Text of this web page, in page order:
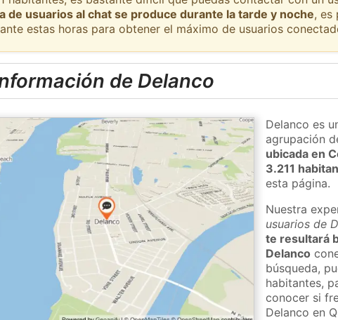
de usuarios al chat se produce durante la tarde y noche, es
estas horas para obtener el máximo de usuarios
de Delanco
Delanco es
agrupación
ubicada en
3.211
esta página.
Nuestra
usuarios de
te resultará
Delanco
búsqueda,
habitantes,
conocer si
Delanco en